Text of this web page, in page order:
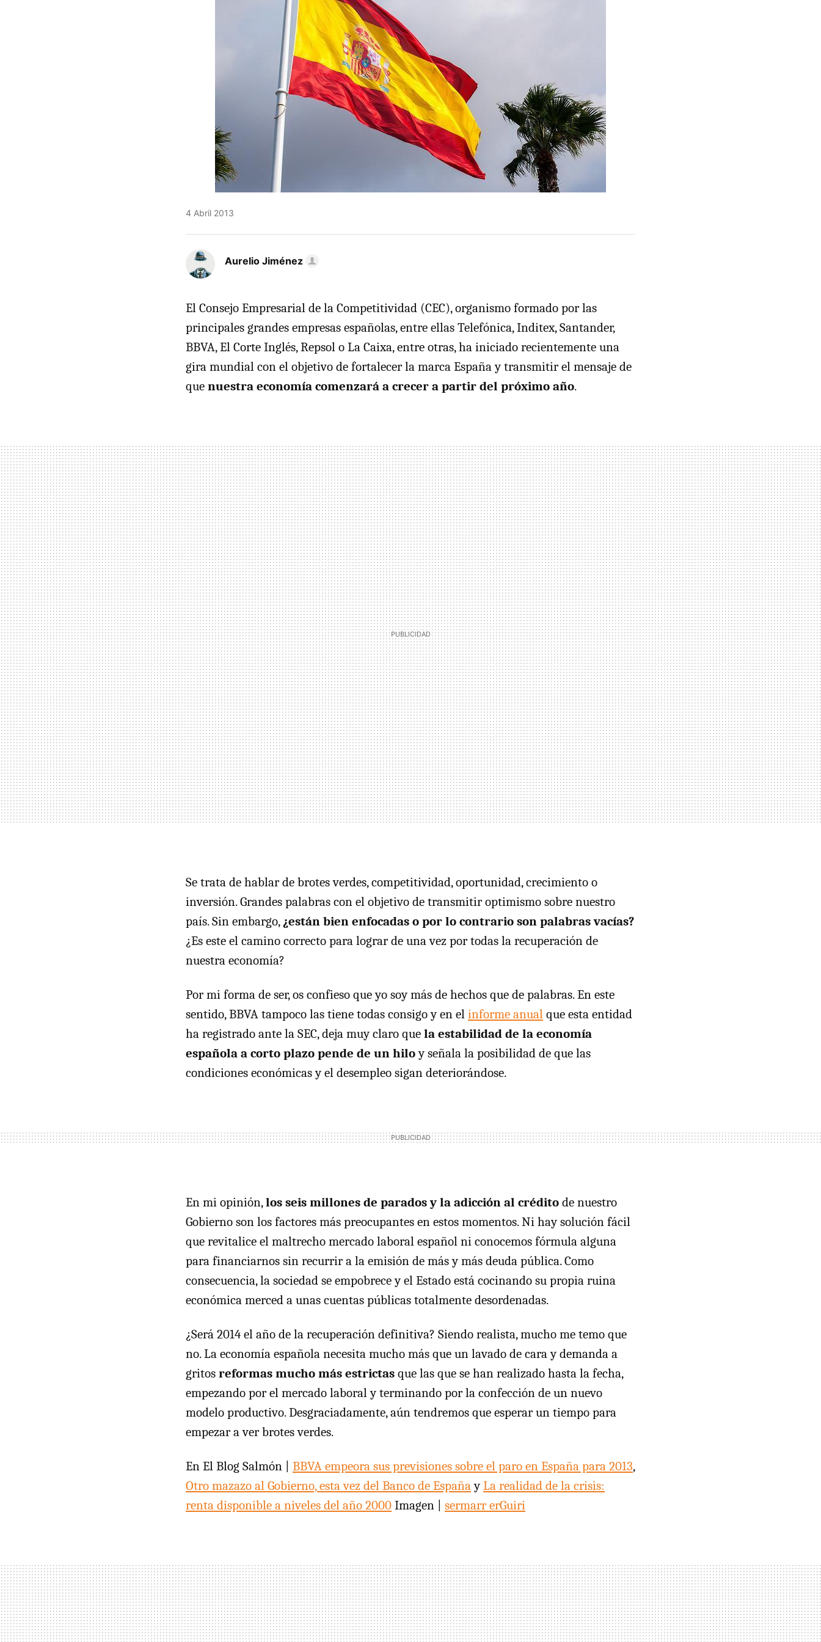
4 Abril 2013
Aurelio Jiménez
El Consejo Empresarial de la Competitividad (CEC), organismo formado por las
principales grandes empresas españolas, entre ellas Telefónica, Inditex, Santander,
BBVA, El Corte Inglés, Repsol o La Caixa, entre otras, ha iniciado recientemente una
gira mundial con el objetivo de fortalecer la marca España y transmitir el mensaje de
que nuestra economía comenzará a crecer a partir del próximo año.
Se trata de hablar de brotes verdes, competitividad, oportunidad, crecimiento o
inversión. Grandes palabras con el objetivo de transmitir optimismo sobre nuestro
país. Sin embargo, ¿están bien enfocadas o por lo contrario son palabras vacías?
¿Es este el camino correcto para lograr de una vez por todas la recuperación de
nuestra economía?
Por mi forma de ser, os confieso que yo soy más de hechos que de palabras. En este
sentido, BBVA tampoco las tiene todas consigo y en el informe anual que esta entidad
ha registrado ante la SEC, deja muy claro que la estabilidad de la economía
española a corto plazo pende de un hiloy señala la posibilidad de que las
condiciones económicas y el desempleo sigan deteriorándose.
En mi opinión,los seis millones de parados y la adicción al crédito de nuestro
Gobierno son los factores más preocupantes en estos momentos. Ni hay solución fácil
que revitalice el maltrecho mercado laboral español ni conocemos fórmula alguna
para financiarnos sin recurrir a la emisión de más y más deuda pública. Como
consecuencia, la sociedad se empobrece y el Estado está cocinando su propia ruina
económica merced a unas cuentas públicas totalmente desordenadas.
¿Será 2014 el año de la recuperación definitiva? Siendo realista, mucho me temo que
no. La economía española necesita mucho más que un lavado de cara y demanda a
gritos reformas mucho más estrictas que las que se han realizado hasta la fecha,
empezando por el mercado laboral y terminando por la confección de un nuevo
modelo productivo. Desgraciadamente, aún tendremos que esperar un tiempo para
empezar a ver brotes verdes.
En El Blog Salmón | BBVA empeora sus previsiones sobre el paro en España para 2013,
Otro mazazo al Gobierno, esta vez del Banco de EspañayLa realidad de la crisis:
renta disponible a niveles del año 2000 Imagen | sermarr erGuiri